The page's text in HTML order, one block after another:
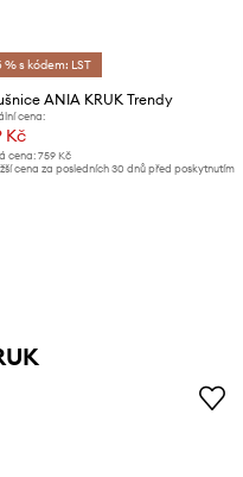
% s kódem: LST
ANIA KRUK Trendy
cena:
Kč
cena:759 Kč
cena za posledních 30 dnů před poskytnutím